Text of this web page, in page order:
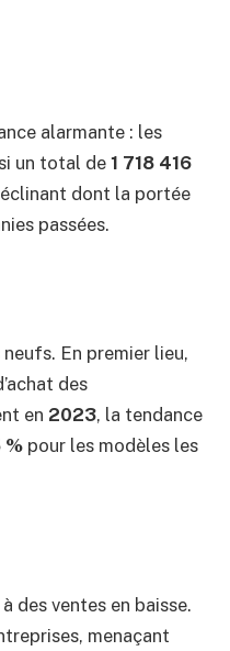
alarmante : les
un total de 1 718 416
dont la portée
passées.
En premier lieu,
des
en 2023, la tendance
% pour les modèles les
des ventes en baisse.
menaçant